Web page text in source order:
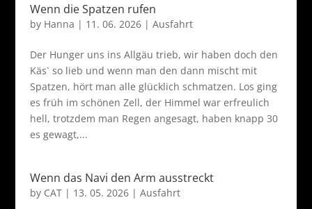
Wenn die Spatzen rufen
by Hanna | 11. 06. 2026| Ausfahrt
Der Hunger uns ins Allgäu trieb, wir haben doch den
Käs` so lieb und wenn man den dann mischt mit
Spatzen, hört man alle glücklich schmatzen. Los ging
es früh im schönen Zell, der Himmel war erfreulich
hell, trotzdem man Regen angesagt, haben knapp 30
es gewagt,...
Wenn das Navi den Arm ausstreckt
by CAT| 13. 05. 2026| Ausfahrt